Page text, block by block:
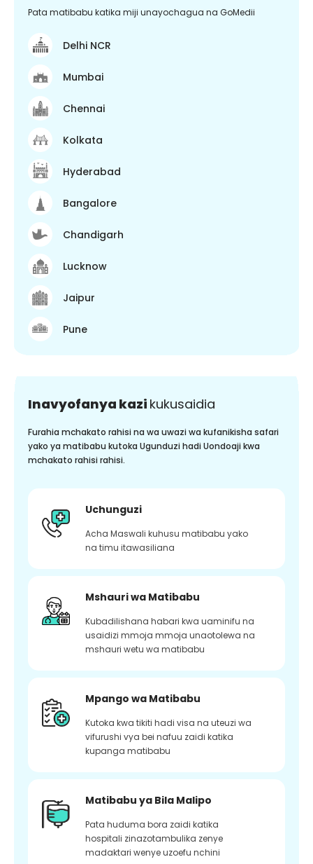
Pata matibabu katika miji unayochagua na GoMedii
Delhi NCR
Mumbai
Chennai
Kolkata
Hyderabad
Bangalore
Chandigarh
Lucknow
Jaipur
Pune
Inavyofanya kazi kukusaidia
Furahia mchakato rahisi na wa uwazi wa kufanikisha safari
yako ya matibabu kutoka Ugunduzi hadi Uondoaji kwa
mchakato rahisi rahisi.
Uchunguzi
Acha Maswali kuhusu matibabu yako
na timu itawasiliana
Mshauri wa Matibabu
Kubadilishana habari kwa uaminifu na
usaidizi mmoja mmoja unaotolewa na
mshauri wetu wa matibabu
Mpango wa Matibabu
Kutoka kwa tikiti hadi visa na uteuzi wa
vifurushi vya bei nafuu zaidi katika
kupanga matibabu
Matibabu ya Bila Malipo
Pata huduma bora zaidi katika
hospitali zinazotambulika zenye
madaktari wenye uzoefu nchini